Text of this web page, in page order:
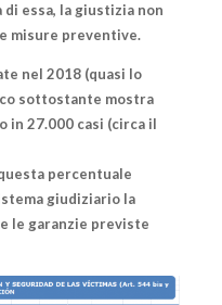
essa, la giustizia non
misure preventive.
nel 2018 (quasi lo
sottostante mostra
in 27.000 casi (circa il
percentuale
giudiziario la
le garanzie previste